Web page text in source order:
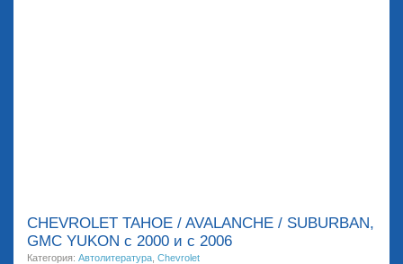
CHEVROLET TAHOE / AVALANCHE / SUBURBAN,
GMC YUKON с 2000 и с 2006
Категория: Автолитература Chevrolet